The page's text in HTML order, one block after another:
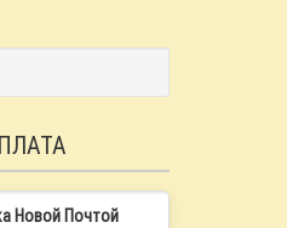
Новой Почтой